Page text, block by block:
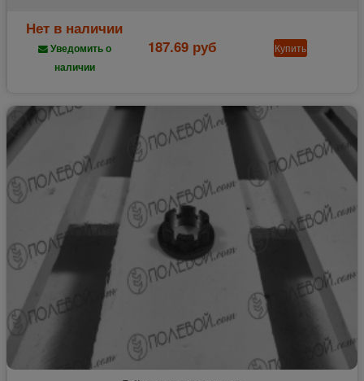
Нет в наличии
Уведомить о
наличии
187.69 руб Купить